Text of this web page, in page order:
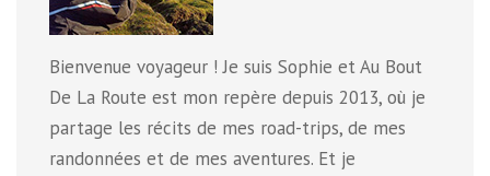
Bienvenue voyageur ! Je suis Sophie et Au Bout
De La Route est mon repère depuis 2013, où je
partage les récits de mes road-trips, de mes
randonnées et de mes aventures. Et je